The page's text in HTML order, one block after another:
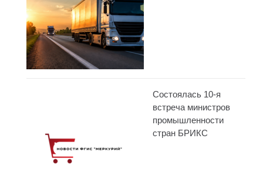
Состоялась 10-я
встреча министров
промышленности
стран БРИКС